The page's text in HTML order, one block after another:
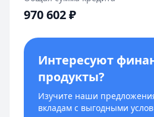
970 602₽
Интересуют
продукты?
Изучите наши
вкладам с выгодными